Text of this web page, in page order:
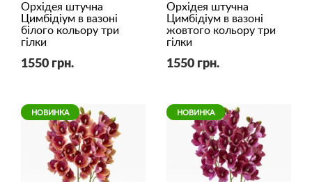
Орхідея штучна
Цимбідіум в вазоні
білого кольору три
гілки
1550 грн.
Орхідея штучна
Цимбідіум в вазоні
жовтого кольору три
гілки
1550 грн.
НОВИНКА НОВИНКА